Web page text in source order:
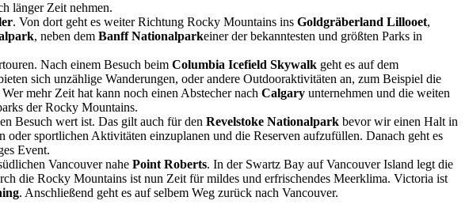
länger Zeit nehmen.
. Von dort geht es weiter Richtung Rocky Mountains ins Goldgräberland Lillooet,
, neben dem Banff Nationalparkeiner der bekanntesten und größten Parks in
Nach einem Besuch beim Columbia Icefield Skywalk geht es auf dem
sich unzählige Wanderungen, oder andere Outdooraktivitäten an, zum Beispiel die
mehr Zeit hat kann noch einen Abstecher nach Calgary unternehmen und die weiten
der Rocky Mountains.
Besuch wert ist. Das gilt auch für den Revelstoke Nationalpark bevor wir einen Halt in
sportlichen Aktivitäten einzuplanen und die Reserven aufzufüllen. Danach geht es
Event.
Vancouver nahe Point Roberts. In der Swartz Bay auf Vancouver Island legt die
die Rocky Mountains ist nun Zeit für mildes und erfrischendes Meerklima. Victoria ist
. Anschließend geht es auf selbem Weg zurück nach Vancouver.